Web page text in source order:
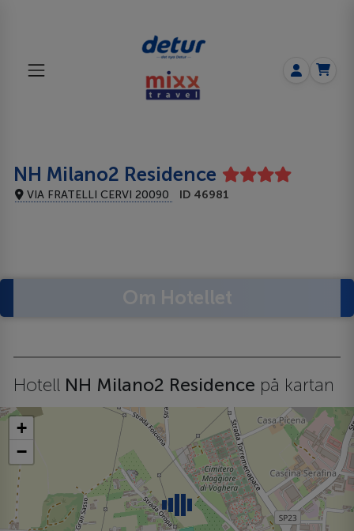
NH Milano2 Residence
VIA FRATELLI CERVI 20090 ID 46981
Hotell NH Milano2 Residence på kartan
+
−